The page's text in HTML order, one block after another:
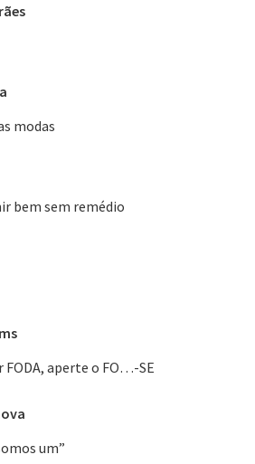
modas
bem sem remédio
FODA, aperte o FO…-SE
um”